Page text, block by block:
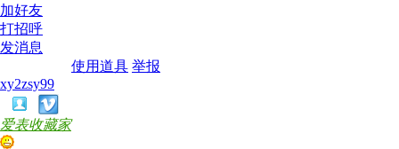
加好友
打招呼
发消息
使用道具 举报
xy2zsy99
爱表收藏家